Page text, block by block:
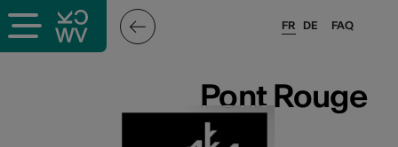
FAQ
FR DE
Pont Rouge
Pont Rouge